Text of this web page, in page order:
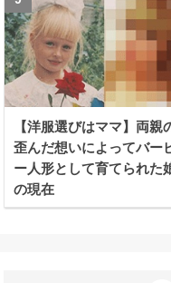
【洋服選びはママ】両親
歪んだ想いによってバー
ー人形として育てられた
の現在